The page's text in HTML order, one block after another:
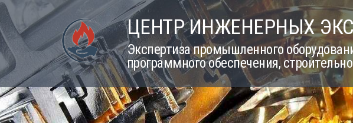
Skip
to
content
ЦЕНТР ИНЖЕНЕРНЫХ
Экспертиза промышленного
программного обеспечения,